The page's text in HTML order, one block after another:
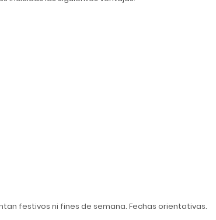
festivos ni fines de semana. Fechas orientativas.